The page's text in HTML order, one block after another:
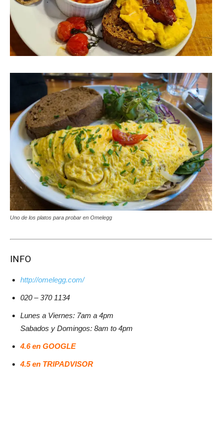
Uno de los platos para probar en Omelegg
INFO
http://omelegg.com/
020 – 370 1134
Lunes a Viernes: 7am a 4pm
Sabados y Domingos: 8am to 4pm
4.6 en GOOGLE
4.5 en TRIPADVISOR